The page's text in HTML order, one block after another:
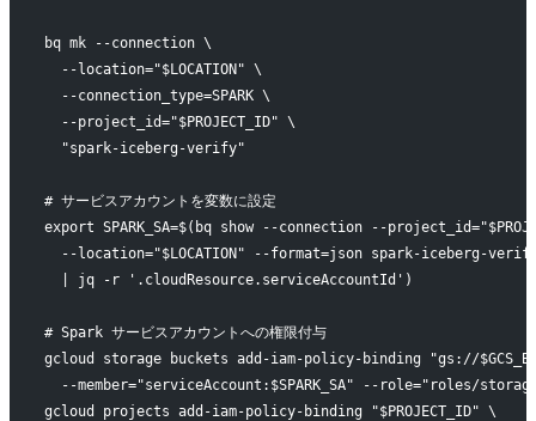
bq mk --connection \
  --location="$LOCATION" \
  --connection_type=SPARK \
  --project_id="$PROJECT_ID" \
  "spark-iceberg-verify"
# サービスアカウントを変数に設定
export SPARK_SA=$(bq show --connection --
--location="$LOCATION" --format=json spark-iceberg-
  | jq -r '.cloudResource.serviceAccountId')
# Spark サービスアカウントへの権限付与
gcloud storage buckets add-iam-policy-binding "gs://
--member="serviceAccount:$SPARK_SA" --role="roles/
gcloud projects add-iam-policy-binding "$PROJECT_ID" \